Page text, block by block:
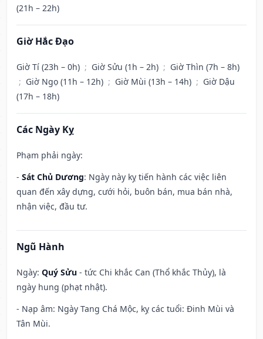
(21h – 22h)
Giờ Hắc Đạo
Giờ Tí (23h – 0h) ; Giờ Sửu (1h – 2h) ; Giờ Thìn (7h – 8h)
; Giờ Ngọ (11h – 12h) ; Giờ Mùi (13h – 14h) ; Giờ Dậu
(17h – 18h)
Các Ngày Kỵ
Phạm phải ngày:
- Sát Chủ Dương: Ngày này kỵ tiến hành các việc liên
quan đến xây dựng, cưới hỏi, buôn bán, mua bán nhà,
nhận việc, đầu tư.
Ngũ Hành
Ngày: Quý Sửu - tức Chi khắc Can (Thổ khắc Thủy), là
ngày hung (phạt nhật).
- Nạp âm: Ngày Tang Chá Mộc, kỵ các tuổi: Đinh Mùi và
Tân Mùi.